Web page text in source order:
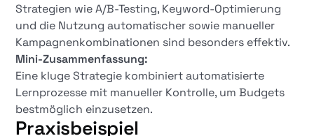
Strategien wie A/B-Testing, Keyword-Optimierung
und die Nutzung automatischer sowie manueller
Kampagnenkombinationen sind besonders effektiv.
Mini-Zusammenfassung:
Eine kluge Strategie kombiniert automatisierte
Lernprozesse mit manueller Kontrolle, um Budgets
bestmöglich einzusetzen.
Praxisbeispiel